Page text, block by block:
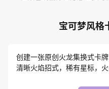
宝可梦风格
创建一张原创火龙集换式卡
清晰火焰招式，稀有星标，